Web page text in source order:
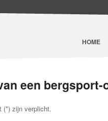
HOME
een bergsport-
(*) zijn verplicht.